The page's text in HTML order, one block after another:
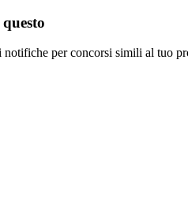
per concorsi simili al tuo